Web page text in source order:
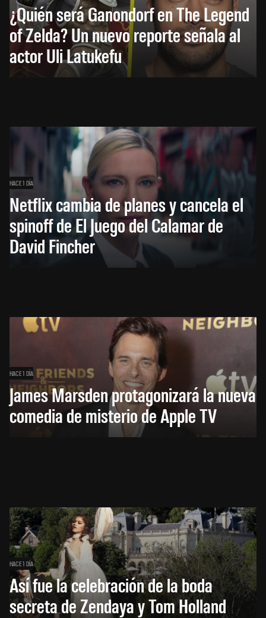
¿Quién será Ganondorf en The Legend
of Zelda? Un nuevo reporte señala al
actor Uli Latukefu
HACE 1 DÍA
Netflix cambia de planes y cancela el
spinoff de El Juego del Calamar de
David Fincher
HACE 1 DÍA
James Marsden protagonizará la nueva
comedia de misterio de Apple TV
HACE 1 DÍA
Así fue la celebración de la boda
secreta de Zendaya y Tom Holland